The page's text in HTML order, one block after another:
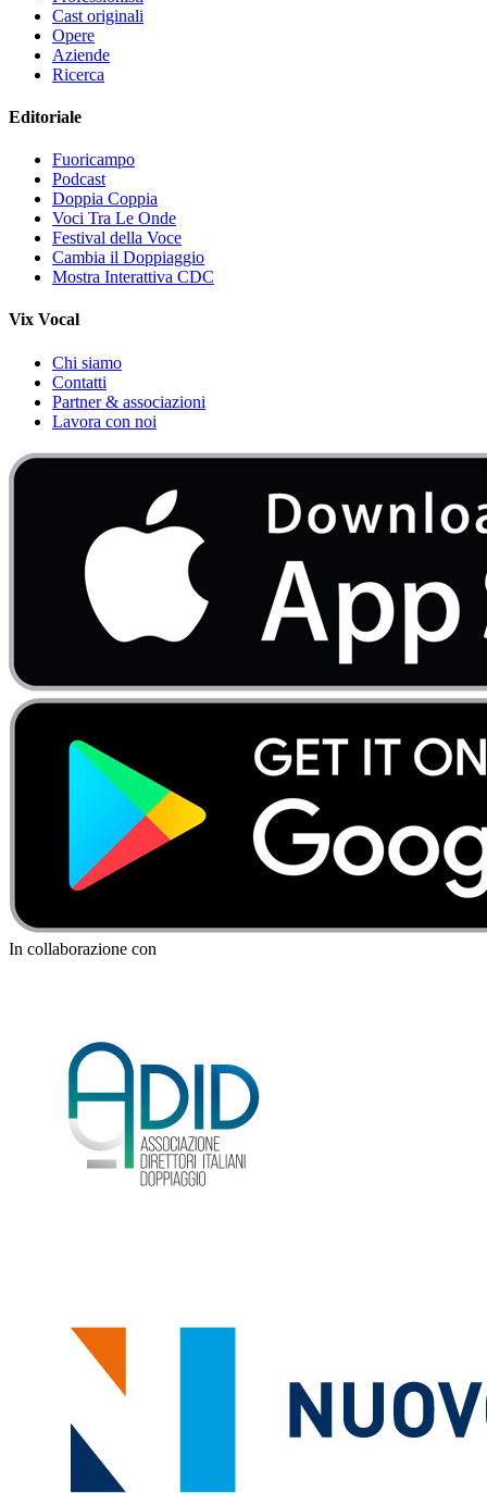
Cast originali
Opere
Aziende
Ricerca
Editoriale
Fuoricampo
Podcast
Doppia Coppia
Voci Tra Le Onde
Festival della Voce
Cambia il Doppiaggio
Mostra Interattiva CDC
Vix Vocal
Chi siamo
Contatti
Partner & associazioni
Lavora con noi
In collaborazione con